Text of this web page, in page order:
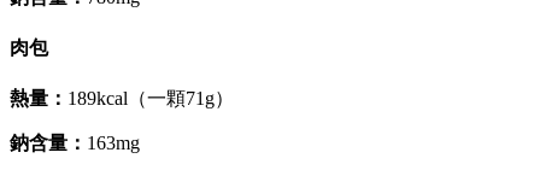
肉包
熱量： 189kcal（一顆71g）
鈉含量： 163mg